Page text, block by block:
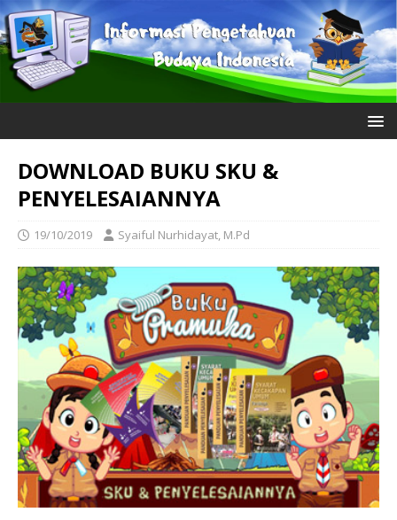
DOWNLOAD BUKU SKU &
PENYELESAIANNYA
19/10/2019 Syaiful Nurhidayat, M.Pd